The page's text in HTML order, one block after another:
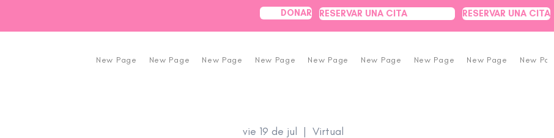
DONAR RESERVAR UNA CITA RESERVAR UNA CITA
New Page New Page New Page New Page New Page New Page New Page New Page New
vie 19 de jul
  |
Virtual